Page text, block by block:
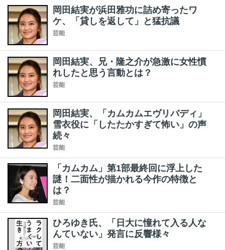
岡田結実が浜田雅功に詰め寄ったワ
ケ、「貸しを返して」と猛抗議
芸能
岡田結実、兄・隆之介が急激に女性慣
れしたと思う言動とは？
芸能
岡田結実、「カムカムエヴリバディ」
雪衣役に「したたかすぎて怖い」の声
続々
芸能
「カムカム」第1部最終回に浮上した
謎！二面性が描かれる今作の特徴と
は？
芸能
ひろゆき氏、「日大に憧れて入る人な
んていない」発言に反響様々
芸能